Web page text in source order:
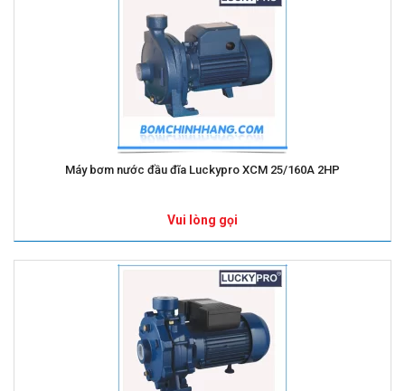
Máy bơm nước đầu đĩa Luckypro XCM 25/160A 2HP
Vui lòng gọi